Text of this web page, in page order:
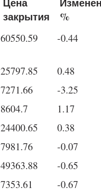
закрытия
%
60550.59 -0.44
25797.85
0.48
7271.66
-3.25
8604.7
1.17
24400.65
0.38
7981.76
-0.07
49363.88
-0.65
7353.61
-0.67